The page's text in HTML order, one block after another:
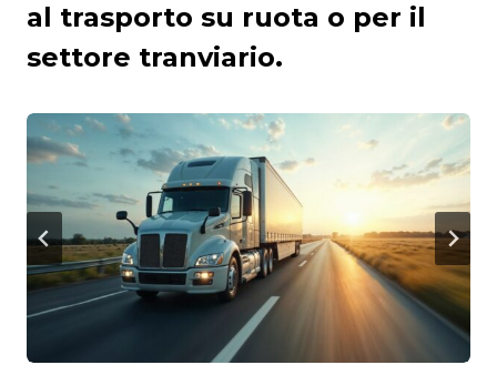
al trasporto su ruota o per il
settore tranviario.